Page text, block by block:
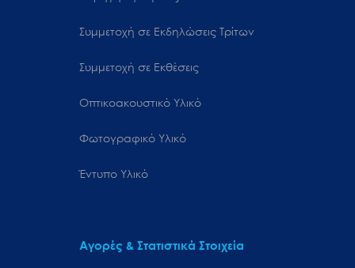
Συμμετοχή σε Εκδηλώσεις Τρίτων
Συμμετοχή σε Εκθέσεις
Οπτικοακουστικό Υλικό
Φωτογραφικό Υλικό
Έντυπο Υλικό
Αγορές & Στατιστικά Στοιχεία